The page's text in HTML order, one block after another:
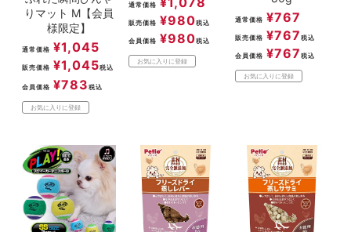
りマット M【会員
様限定】
通常価格 ¥1,045
販売価格 ¥1,045税込
会員価格 ¥783 税込
お気に入りに登録
通常価格
販売価格 ¥980税込
会員価格 ¥980税込
お気に入りに登録
通常価格 ¥767
販売価格 ¥767 税込
会員価格 ¥767 税込
お気に入りに登録